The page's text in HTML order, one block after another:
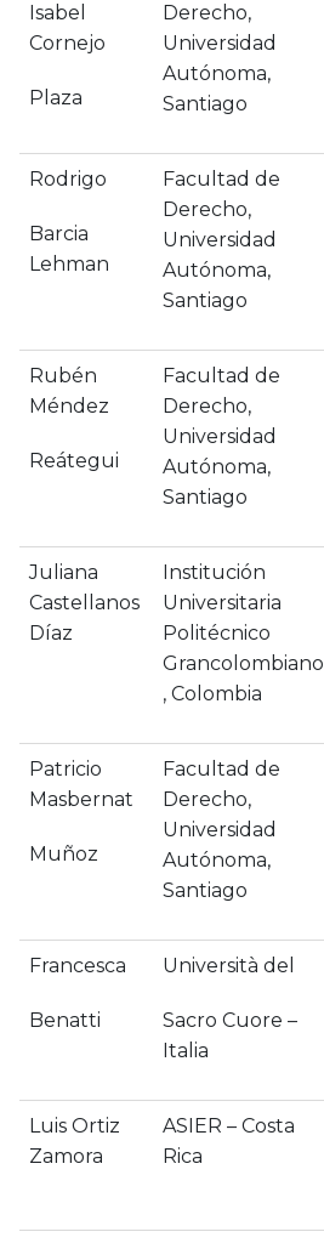
Isabel
Cornejo
Plaza
Derecho,
Universidad
Autónoma,
Santiago
Rodrigo
Barcia
Lehman
Facultad de
Derecho,
Universidad
Autónoma,
Santiago
Rubén
Méndez
Reátegui
Facultad de
Derecho,
Universidad
Autónoma,
Santiago
Juliana
Castellanos
Díaz
Institución
Universitaria
Politécnico
Grancolombiano
, Colombia
Patricio
Masbernat
Muñoz
Facultad de
Derecho,
Universidad
Autónoma,
Santiago
Francesca
Benatti
Università del
Sacro Cuore –
Italia
Luis Ortiz
Zamora
ASIER – Costa
Rica